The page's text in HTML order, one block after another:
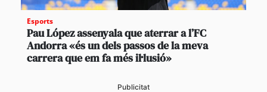
Esports
Pau López assenyala que aterrar a l’FC
Andorra «és un dels passos de la meva
carrera que em fa més il·lusió»
Publicitat